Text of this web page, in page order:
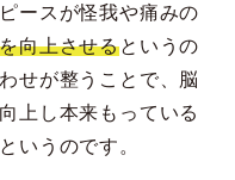
ースが怪我や痛みの
向上させるというの
せが整うことで、脳
上し本来もっている
いうのです。